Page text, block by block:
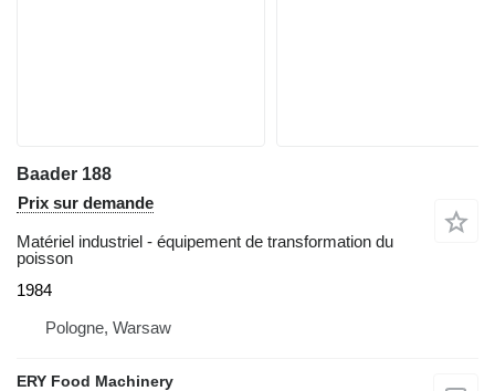
Baader 188
Prix sur demande
Matériel industriel - équipement de transformation du
poisson
1984
Pologne, Warsaw
ERY Food Machinery